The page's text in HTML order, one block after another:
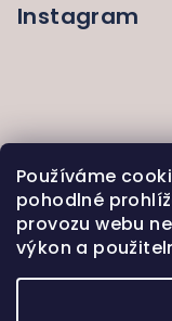
Používáme
pohodlné
provozu webu
výkon a
Instagram